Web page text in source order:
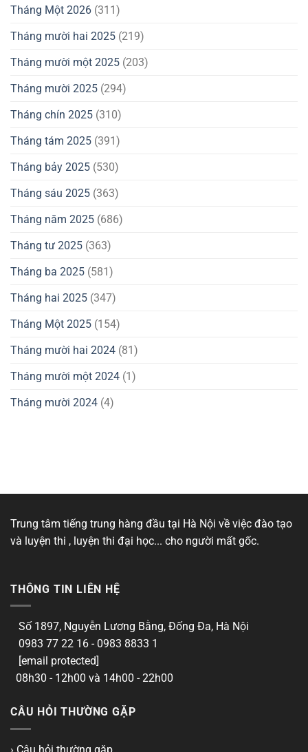
Tháng Một 2026 (311)
Tháng mười hai 2025 (219)
Tháng mười một 2025 (203)
Tháng mười 2025 (294)
Tháng chín 2025 (310)
Tháng tám 2025 (391)
Tháng bảy 2025 (530)
Tháng sáu 2025 (363)
Tháng năm 2025 (686)
Tháng tư 2025 (363)
Tháng ba 2025 (581)
Tháng hai 2025 (347)
Tháng Một 2025 (154)
Tháng mười hai 2024 (81)
Tháng mười một 2024 (1)
Tháng mười 2024 (4)
Trung tâm tiếng trung hàng đầu tại Hà Nội về việc đào tạo
và luyện thi , luyện thi đại học... cho người mất gốc.
THÔNG TIN LIÊN HỆ
Số 1897, Nguyễn Lương Bằng, Đống Đa, Hà Nội
0983 77 22 16 - 0983 8833 1
[email protected]
08h30 - 12h00 và 14h00 - 22h00
CÂU HỎI THƯỜNG GẶP
› Câu hỏi thường gặp